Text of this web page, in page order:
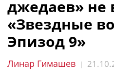
джедаев» не
«Звездные
Эпизод 9»
Линар Гимашев |